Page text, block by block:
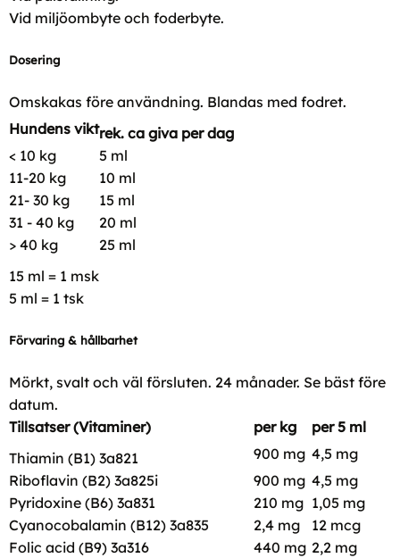
Vid miljöombyte och foderbyte.
Dosering
Omskakas före användning. Blandas med fodret.
Hundens viktrek. ca giva per dag
< 10 kg
5 ml
11-20 kg
10 ml
21- 30 kg
15 ml
31 - 40 kg
20 ml
> 40 kg
25 ml
15 ml = 1 msk
5 ml = 1 tsk
Förvaring & hållbarhet
Mörkt, svalt och väl försluten. 24 månader. Se bäst före
datum.
Tillsatser (Vitaminer) per kg
per 5 ml
Thiamin (B1) 3a821
900 mg 4,5 mg
Riboflavin (B2) 3a825i
900 mg 4,5 mg
Pyridoxine (B6) 3a831
210 mg 1,05 mg
Cyanocobalamin (B12) 3a835
2,4 mg
12 mcg
Folic acid (B9) 3a316
440 mg 2,2 mg